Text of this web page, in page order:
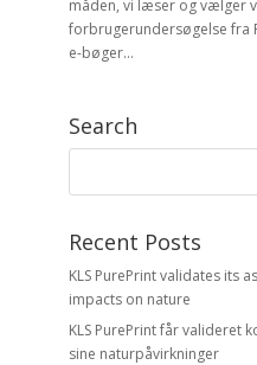
måden, vi læser og vælger
forbrugerundersøgelse fra
e-bøger...
Search
Recent Posts
KLS PurePrint validates its
impacts on nature
KLS PurePrint får
sine naturpåvirkninger